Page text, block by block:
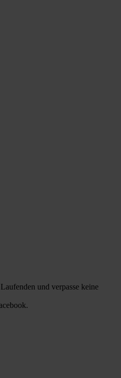
und verpasse keine